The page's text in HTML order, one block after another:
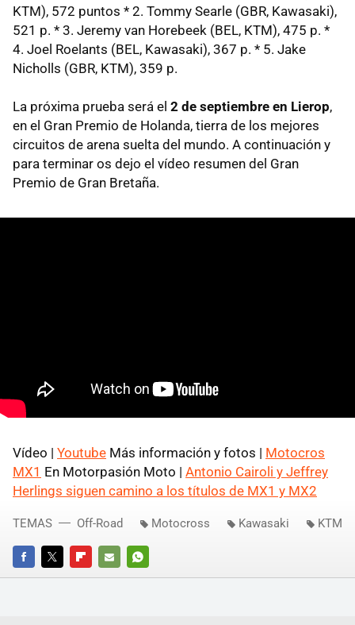
KTM), 572 puntos * 2. Tommy Searle (GBR, Kawasaki),
521 p. * 3. Jeremy van Horebeek (BEL, KTM), 475 p. *
4. Joel Roelants (BEL, Kawasaki), 367 p. * 5. Jake
Nicholls (GBR, KTM), 359 p.
La próxima prueba será el 2 de septiembre en Lierop,
en el Gran Premio de Holanda, tierra de los mejores
circuitos de arena suelta del mundo. A continuación y
para terminar os dejo el vídeo resumen del Gran
Premio de Gran Bretaña.
Vídeo | Youtube Más información y fotos | Motocros
MX1 En Motorpasión Moto | Antonio Cairoli y Jeffrey
Herlings siguen camino a los títulos de MX1 y MX2
FACEBOOKTWITTERFLIPBOARD
E-
WHATSAPP
TEMAS Off-Road Motocross Kawasaki KTM